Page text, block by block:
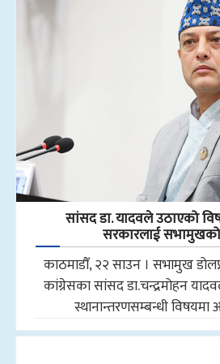
सांसद डा‍‍. यादवले उठाएको
सरकारलाई सभामुखको
काठमाडौँ, २२ साउन । सभामुख
कांग्रेसका सांसद डा.चन्द्रमोहन
स्थानान्तरणसम्बन्धी